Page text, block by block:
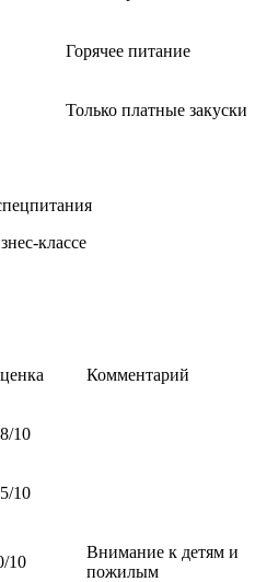
Горячее питание
Только платные закуски
классе
Комментарий
10
10
10
Внимание к детям и
пожилым